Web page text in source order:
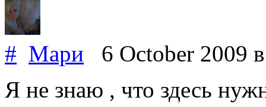
# Мари 6 October 2009
Я не знаю , что здесь